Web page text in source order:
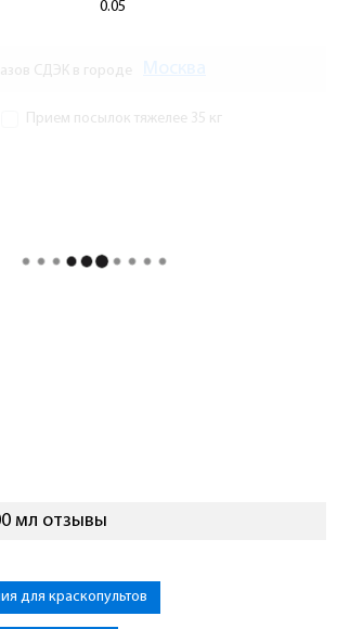
0.05
СДЭК в городе
Прием посылок тяжелее 35 кг
мл отзывы
для краскопультов